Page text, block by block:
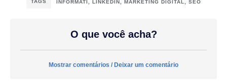
INFORMATI LINKEDIN MARKETING DIGITAL SEO
O que você acha?
Mostrar comentários / Deixar um comentário